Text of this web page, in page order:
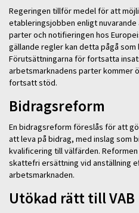
Regeringen tillför medel för att
etableringsjobben enligt
parter och notifieringen hos
gällande regler kan detta pågå
Förutsättningarna för fortsatta
arbetsmarknadens parter kommer
fortsatt stöd.
Bidragsreform
En bidragsreform föreslås för att
att leva på bidrag, med inslag som
kvalificering till välfärden.
skattefri ersättning vid anställning
arbetsmarknaden.
Utökad rätt till VAB